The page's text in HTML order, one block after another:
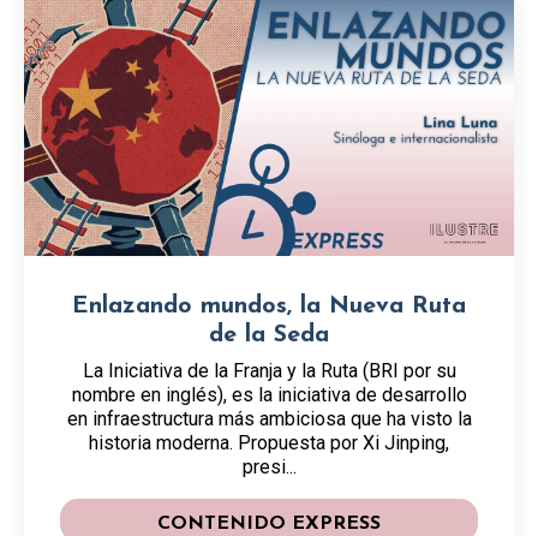
Enlazando mundos, la Nueva Ruta
de la Seda
La Iniciativa de la Franja y la Ruta (BRI por su
nombre en inglés), es la iniciativa de desarrollo
en infraestructura más ambiciosa que ha visto la
historia moderna. Propuesta por Xi Jinping,
presi...
CONTENIDO EXPRESS